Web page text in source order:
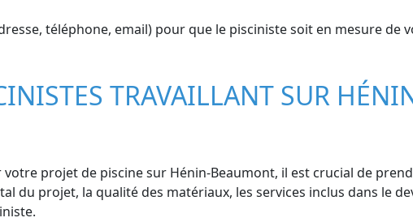
téléphone, email) pour que le pisciniste soit en mesure de
TRAVAILLANT SUR
projet de piscine sur Hénin-Beaumont, il est crucial de
du projet, la qualité des matériaux, les services inclus dans le